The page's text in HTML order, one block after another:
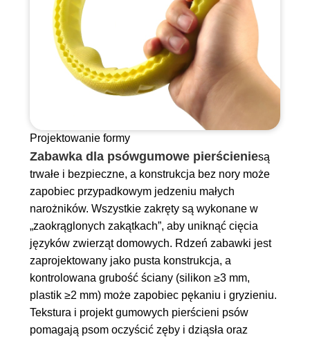
Projektowanie formy
Zabawka dla psówgumowe pierścieniesą
trwałe i bezpieczne, a konstrukcja bez nory może
zapobiec przypadkowym jedzeniu małych
narożników. Wszystkie zakręty są wykonane w
„zaokrąglonych zakątkach”, aby uniknąć cięcia
języków zwierząt domowych. Rdzeń zabawki jest
zaprojektowany jako pusta konstrukcja, a
kontrolowana grubość ściany (silikon ≥3 mm,
plastik ≥2 mm) może zapobiec pękaniu i gryzieniu.
Tekstura i projekt gumowych pierścieni psów
pomagają psom oczyścić zęby i dziąsła oraz